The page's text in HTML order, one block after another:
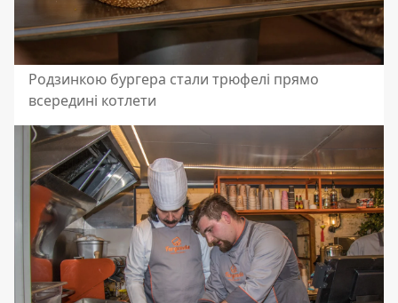
Родзинкою бургера стали трюфелі прямо
всередині котлети